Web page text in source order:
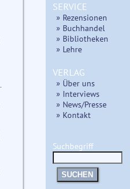
SERVICE
» Rezensionen
» Buchhandel
» Bibliotheken
» Lehre
VERLAG
» Über uns
» Interviews
» News/Presse
» Kontakt
Suchbegriff
SUCHEN